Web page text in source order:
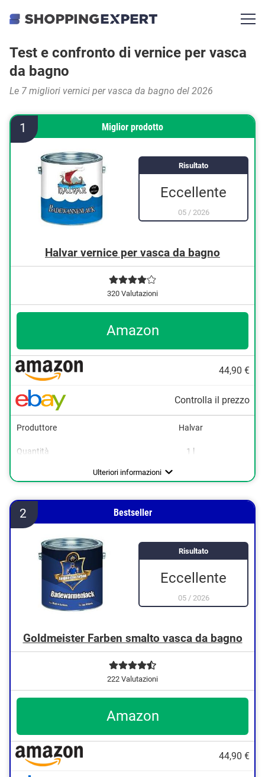
Test e confronto di vernice per vasca
da bagno
Le 7 migliori vernici per vasca da bagno del 2026
1 Miglior prodotto
Risultato
Eccellente
05/ 2026
Halvar vernice per vasca da bagno
320 Valutazioni
Amazon
44,90 €
Controlla il prezzo
Produttore Halvar
Quantità
1 l
Grigio
Bianco
Ulteriori informazioni
2 Bestseller
Risultato
Eccellente
05/ 2026
Goldmeister Farben smalto vasca da bagno
222 Valutazioni
Amazon
44,90 €